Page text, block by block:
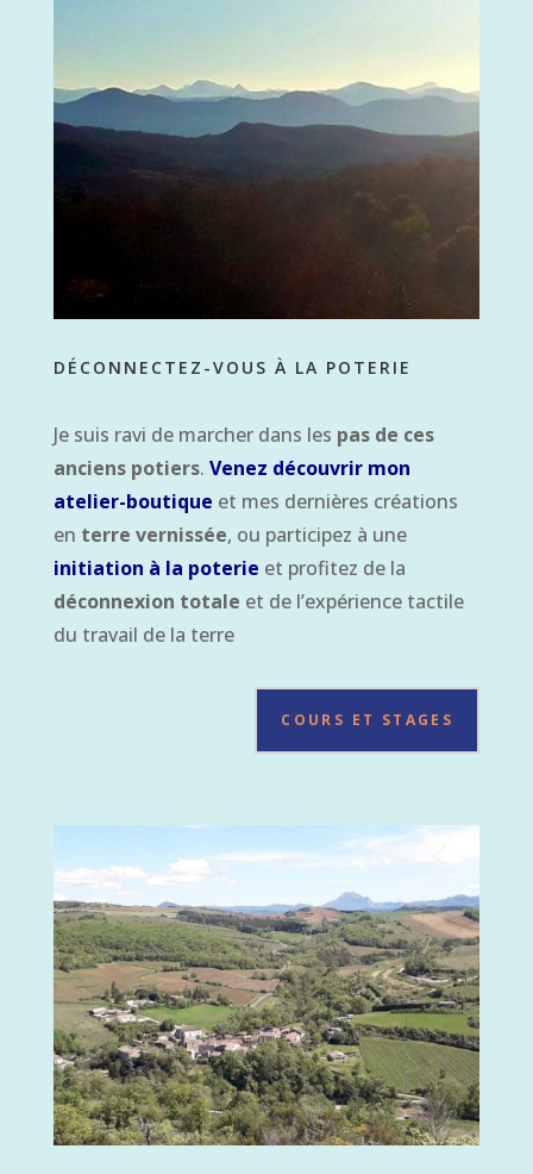
DÉCONNECTEZ-VOUS À LA POTERIE
Je suis ravi de marcher dans les pas de ces
anciens potiers. Venez découvrir mon
atelier-boutique et mes dernières créations
en terre vernissée, ou participez à une
initiation à la poterie et profitez de la
déconnexion totale et de l’expérience tactile
du travail de la terre
COURS ET STAGES